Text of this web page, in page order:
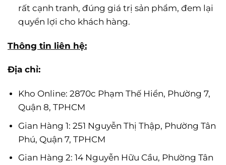
rất cạnh tranh, đúng giá trị sản phẩm, đem lại
quyển lợi cho khách hàng.
Thông tin liên hệ:
Địa chỉ:
Kho Online: 2870c Phạm Thế Hiển, Phường 7,
Quận 8, TPHCM
Gian Hàng 1: 251 Nguyễn Thị Thập, Phường Tân
Phú, Quận 7, TPHCM
Gian Hàng 2: 14 Nguyễn Hữu Cầu, Phường Tân